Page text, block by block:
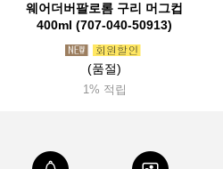
웨어더버팔로롬 구리 머그컵
400ml (707-040-50913)
(품절)
1% 적립